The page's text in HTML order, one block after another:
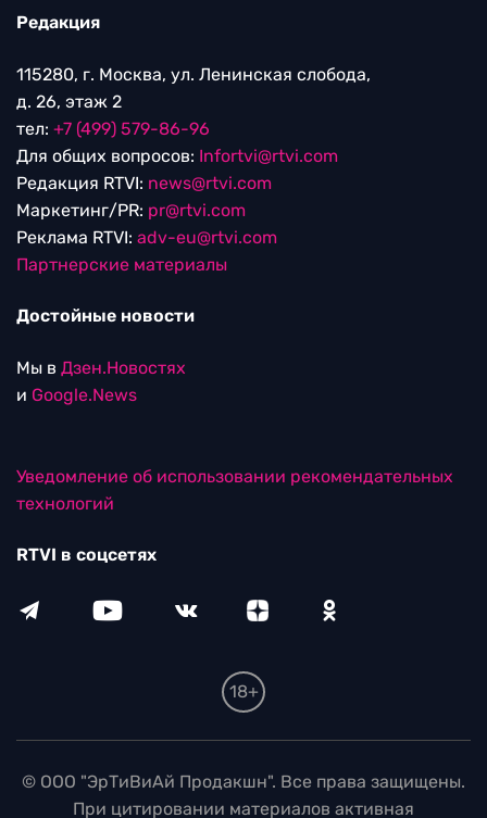
Редакция
115280, г. Москва, ул. Ленинская слобода,
д. 26, этаж 2
тел: +7 (499) 579-86-96
Для общих вопросов: Infortvi@rtvi.com
Редакция RTVI: news@rtvi.com
Маркетинг/PR: pr@rtvi.com
Реклама RTVI: adv-eu@rtvi.com
Партнерские материалы
Достойные новости
Мы в Дзен.Новостях
и Google.News
Уведомление об использовании рекомендательных
технологий
RTVI в соцсетях
18+
© ООО "ЭрТиВиАй Продакшн". Все права защищены.
При цитировании материалов активная